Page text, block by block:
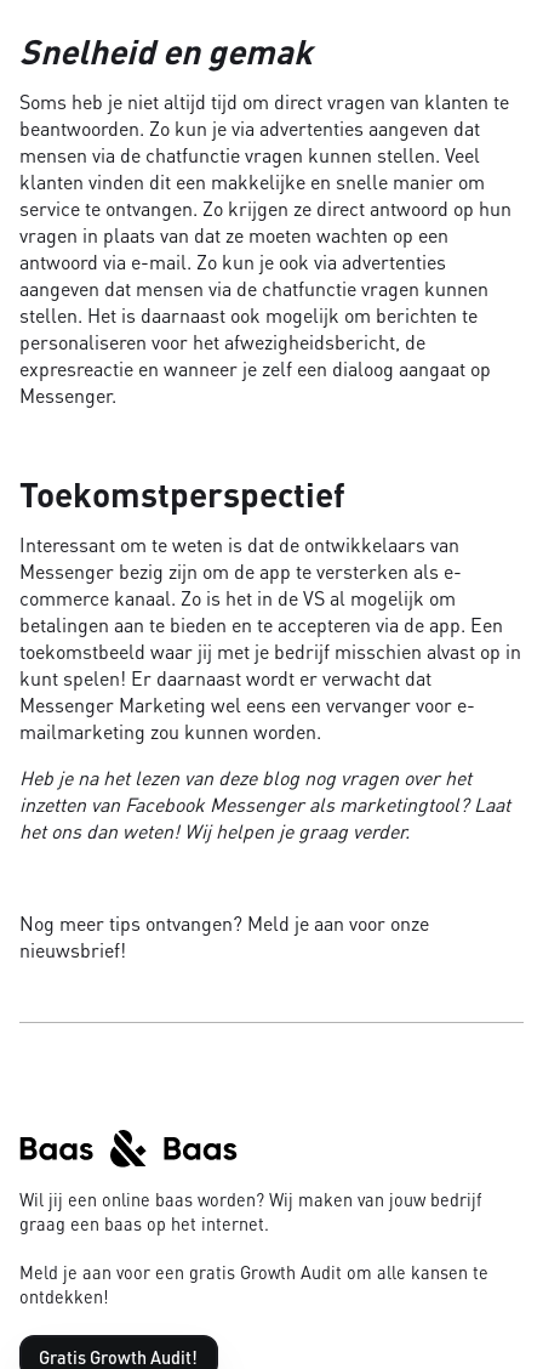
Snelheid en gemak
Soms heb je niet altijd tijd om direct vragen van klanten te
beantwoorden. Zo kun je via advertenties aangeven dat
mensen via de chatfunctie vragen kunnen stellen. Veel
klanten vinden dit een makkelijke en snelle manier om
service te ontvangen. Zo krijgen ze direct antwoord op hun
vragen in plaats van dat ze moeten wachten op een
antwoord via e-mail. Zo kun je ook via advertenties
aangeven dat mensen via de chatfunctie vragen kunnen
stellen. Het is daarnaast ook mogelijk om berichten te
personaliseren voor het afwezigheidsbericht, de
expresreactie en wanneer je zelf een dialoog aangaat op
Messenger.
Toekomstperspectief
Interessant om te weten is dat de ontwikkelaars van
Messenger bezig zijn om de app te versterken als e-
commerce kanaal. Zo is het in de VS al mogelijk om
betalingen aan te bieden en te accepteren via de app. Een
toekomstbeeld waar jij met je bedrijf misschien alvast op in
kunt spelen! Er daarnaast wordt er verwacht dat
Messenger Marketing wel eens een vervanger voor e-
mailmarketing zou kunnen worden.
Heb je na het lezen van deze blog nog vragen over het
inzetten van Facebook Messenger als marketingtool? Laat
het ons dan weten! Wij helpen je graag verder.
Nog meer tips ontvangen? Meld je aan voor onze
nieuwsbrief!
Wil jij een online baas worden? Wij maken van jouw bedrijf
graag een baas op het internet.
Meld je aan voor een gratis Growth Audit om alle kansen te
ontdekken!
Gratis Growth Audit!